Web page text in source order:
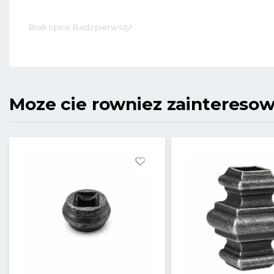
Brak opinii. Badz pierwszy!
Moze cie rowniez